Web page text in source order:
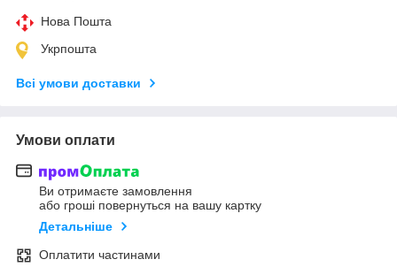
Нова Пошта
Укрпошта
Всі умови доставки
Умови оплати
Ви отримаєте замовлення
або гроші повернуться на вашу картку
Детальніше
Оплатити частинами